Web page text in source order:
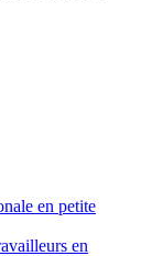
en petite
en